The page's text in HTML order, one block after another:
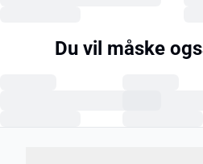
Du vil måske